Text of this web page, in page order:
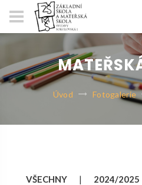
Úvod Fotogalerie
VŠECHNY | 2024/2025